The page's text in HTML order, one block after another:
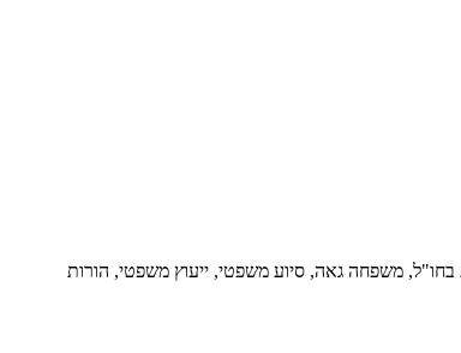
בחו"ל, משפחה גאה, סיוע משפטי, ייעוץ משפטי, הורות